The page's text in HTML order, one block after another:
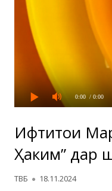
0:00 / 0:00
Ифтитоҳи
Ҳаким” дар
Автор
ТВБ Опубликовано
18.11.2024